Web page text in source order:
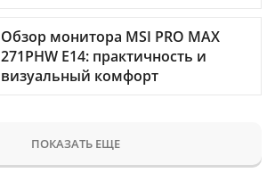
Обзор монитора MSI PRO MAX
271PHW E14: практичность и
визуальный комфорт
ПОКАЗАТЬ ЕЩЕ